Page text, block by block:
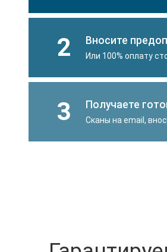
2 Вносите
Или 100% оплату
3 Получаете
Сканы на email,